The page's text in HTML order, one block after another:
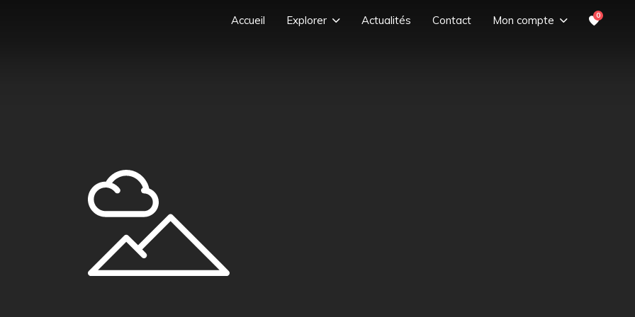
Accueil Explorer Actualités Contact Mon compte 0